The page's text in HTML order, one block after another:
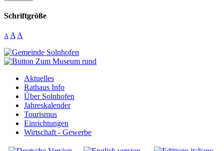
Schriftgröße
A A A
Aktuelles
Rathaus Info
Über Solnhofen
Jahreskalender
Tourismus
Einrichtungen
Wirtschaft - Gewerbe